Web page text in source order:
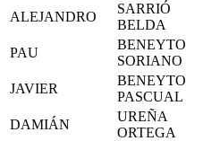
ALEJANDRO
SARRIÓ
BELDA
PAU
BENEYTO
SORIANO
JAVIER
BENEYTO
PASCUAL
DAMIÁN
UREÑA
ORTEGA